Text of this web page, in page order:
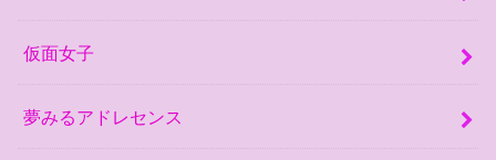
仮面女子
夢みるアドレセンス